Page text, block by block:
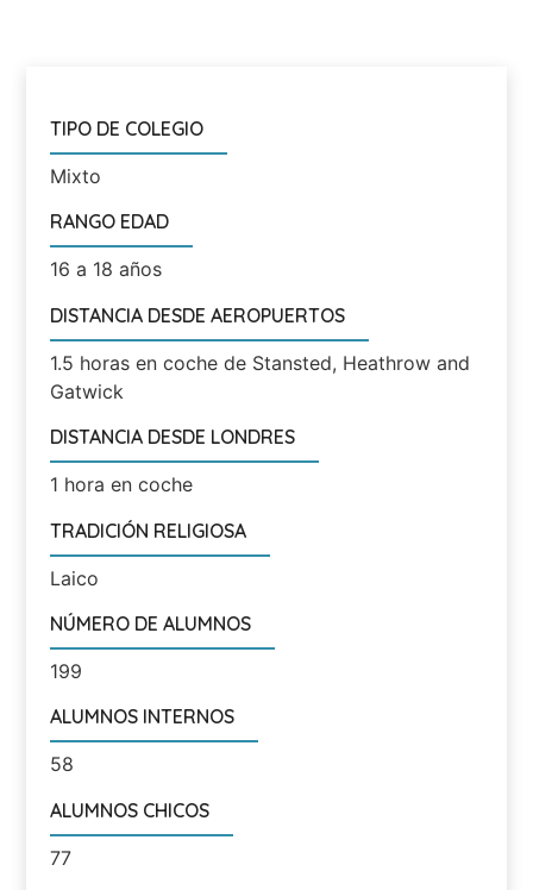
TIPO DE COLEGIO
Mixto
RANGO EDAD
16 a 18 años
DISTANCIA DESDE AEROPUERTOS
1.5 horas en coche de Stansted, Heathrow and
Gatwick
DISTANCIA DESDE LONDRES
1 hora en coche
TRADICIÓN RELIGIOSA
Laico
NÚMERO DE ALUMNOS
199
ALUMNOS INTERNOS
58
ALUMNOS CHICOS
77